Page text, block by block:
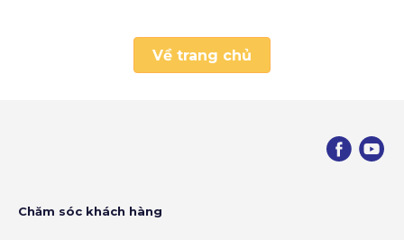
Về trang chủ
Chăm sóc khách hàng